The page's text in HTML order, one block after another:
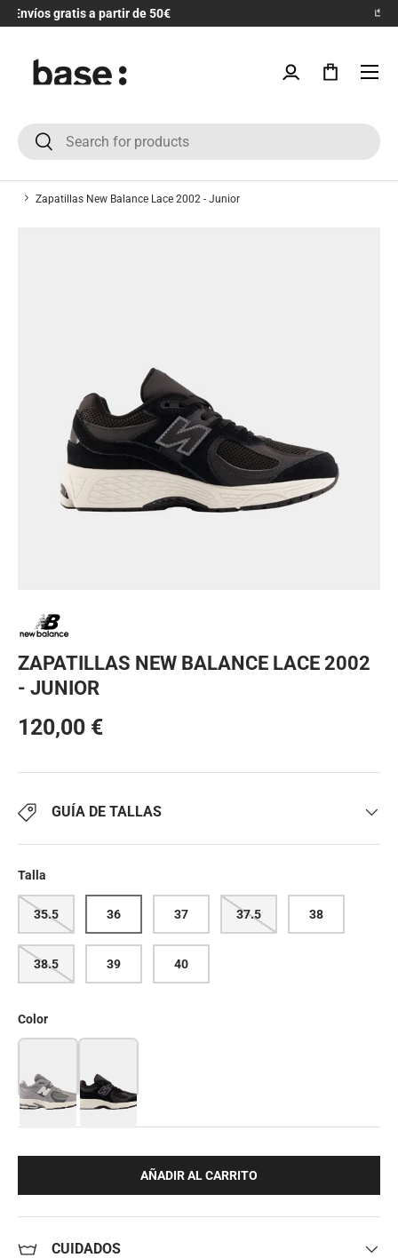
Devoluciones 30 días
Iniciar sesión
Bolsa
Menú
BuscarBuscar
Zapatillas New Balance Lace 2002 - Junior
ZAPATILLAS NEW BALANCE LACE 2002
- JUNIOR
120,00 €
GUÍA DE TALLAS
Talla
35.5 36 37 37.5 38
38.5 39 40
Color
AÑADIR AL CARRITO
CUIDADOS